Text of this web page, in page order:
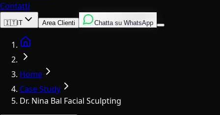
Contatti
IngleseItalianoSpagnolo
🇮🇹IT Area Clienti Chatta su WhatsApp
Home
Case Study
Dr. Nina Bal Facial Sculpting